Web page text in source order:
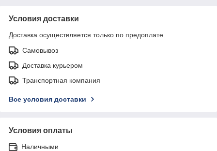
Условия доставки
Доставка осуществляется только по предоплате.
Самовывоз
Доставка курьером
Транспортная компания
Все условия доставки
Условия оплаты
Наличными